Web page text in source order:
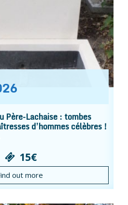
Père-Lachaise : tombes
d’hommes célèbres !
15€
out more